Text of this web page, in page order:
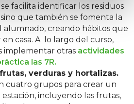
se facilita identificar los residuos
que también se fomenta la
alumnado, creando hábitos que
casa. A lo largo del curso,
implementar otras actividades
las 7R.
verduras y hortalizas.
cuatro grupos para crear un
estación, incluyendo las frutas,